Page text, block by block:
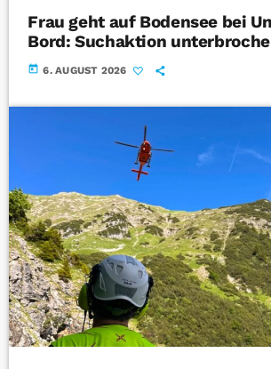
Frau geht auf Bodensee bei
Bord: Suchaktion
today 6. AUGUST 2026